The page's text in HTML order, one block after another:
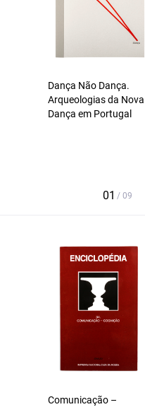
Dança Não Dança.
Arqueologias da Nova
Dança em Portugal
Comunicação –